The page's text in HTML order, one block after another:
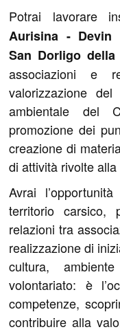
Potrai lavorare
Aurisina - Devin
San Dorligo della
associazioni e
valorizzazione
ambientale del
promozione dei
creazione di
di attività rivolte
Avrai
territorio carsico,
relazioni tra
realizzazione di
cultura,
volontariato: è
competenze,
contribuire alla